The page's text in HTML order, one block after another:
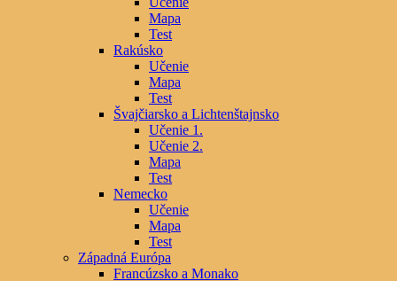
Mapa
Test
Rakúsko
Učenie
Mapa
Test
Švajčiarsko a Lichtenštajnsko
Učenie 1.
Učenie 2.
Mapa
Test
Nemecko
Učenie
Mapa
Test
Západná Európa
Francúzsko a Monako